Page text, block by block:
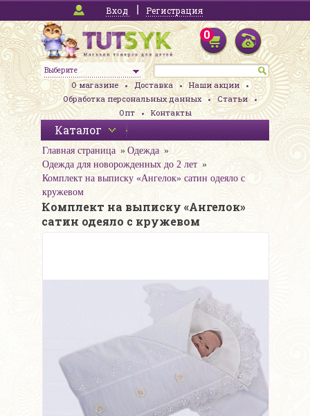
Вход Регистрация
Выберите
0
О магазине Доставка
Наши акции
Обработка персональных данных
Статьи
Опт
Контакты
Каталог
Главная страница
Одежда
Одежда для новорожденных до 2 лет
Комплект на выписку «Ангелок» сатин одеяло с
кружевом
Комплект на выписку «Ангелок»
сатин одеяло с кружевом